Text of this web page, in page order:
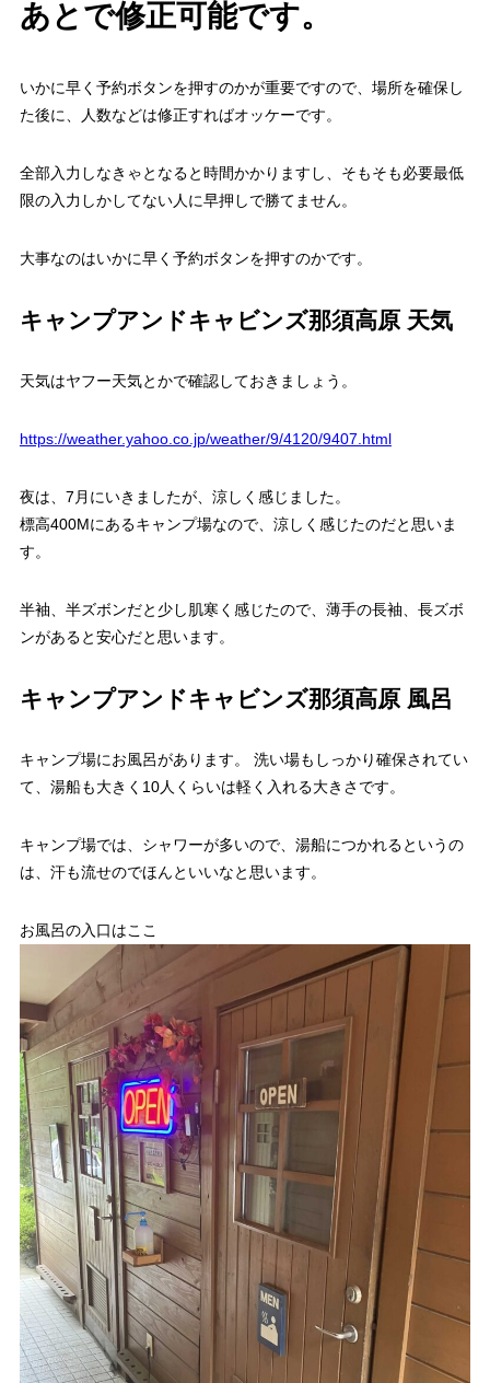
あとで修正可能です。
いかに早く予約ボタンを押すのかが重要ですので、場所を確保し
た後に、人数などは修正すればオッケーです。
全部入力しなきゃとなると時間かかりますし、そもそも必要最低
限の入力しかしてない人に早押しで勝てません。
大事なのはいかに早く予約ボタンを押すのかです。
キャンプアンドキャビンズ那須高原 天気
天気はヤフー天気とかで確認しておきましょう。
https://weather.yahoo.co.jp/weather/9/4120/9407.html
夜は、7月にいきましたが、涼しく感じました。
標高400Mにあるキャンプ場なので、涼しく感じたのだと思いま
す。
半袖、半ズボンだと少し肌寒く感じたので、薄手の長袖、長ズボ
ンがあると安心だと思います。
キャンプアンドキャビンズ那須高原 風呂
キャンプ場にお風呂があります。 洗い場もしっかり確保されてい
て、湯船も大きく10人くらいは軽く入れる大きさです。
キャンプ場では、シャワーが多いので、湯船につかれるというの
は、汗も流せのでほんといいなと思います。
お風呂の入口はここ